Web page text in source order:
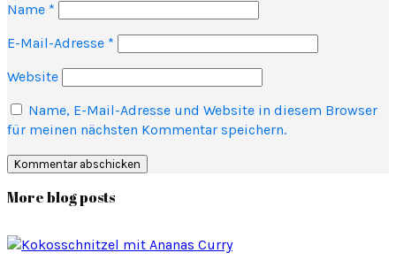
Name *
E-Mail-Adresse *
Website
Name, E-Mail-Adresse und Website in diesem Browser
für meinen nächsten Kommentar speichern.
More blog posts